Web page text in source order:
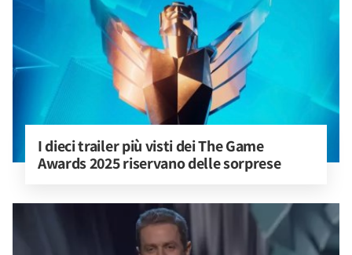
I dieci trailer più visti dei The Game
Awards 2025 riservano delle sorprese